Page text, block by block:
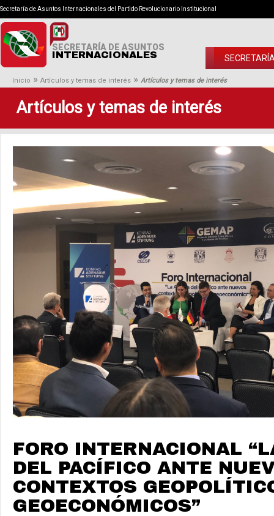
Secretaría de Asuntos Internacionales del Partido Revolucionario Institucional
SECRETARÍA DE ASUNTOS
INTERNACIONALES
Inicio » Artículos y temas de interés » Artículos y temas de interés
Artículos y temas de interés
FORO INTERNACIONAL
DEL PACÍFICO ANTE
CONTEXTOS
GEOECONÓMICOS”